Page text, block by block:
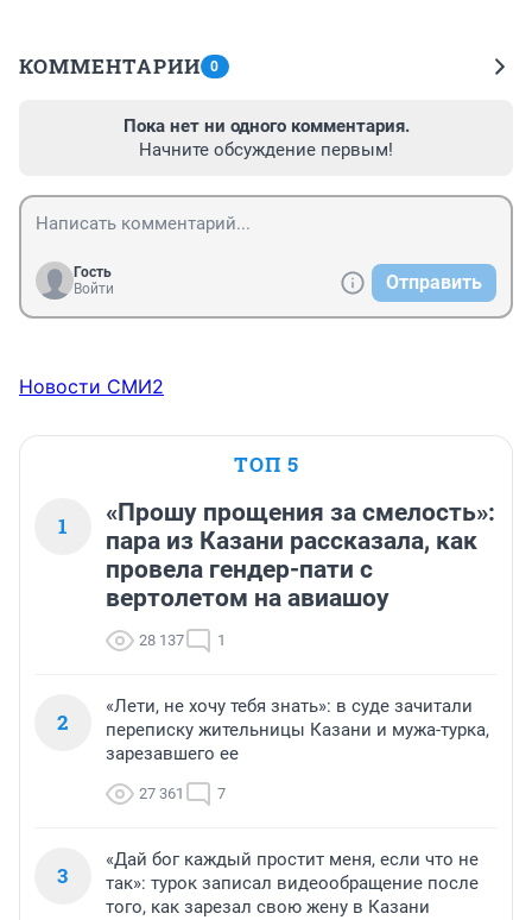
КОММЕНТАРИИ 0
Пока нет ни одного комментария.
Начните обсуждение первым!
Гость
Войти
Отправить
Новости СМИ2
ТОП 5
1
«Прошу прощения за смелость»:
пара из Казани рассказала, как
провела гендер-пати с
вертолетом на авиашоу
28 137 1
2
«Лети, не хочу тебя знать»: в суде зачитали
переписку жительницы Казани и мужа-турка,
зарезавшего ее
27 361 7
3
«Дай бог каждый простит меня, если что не
так»: турок записал видеообращение после
того, как зарезал свою жену в Казани